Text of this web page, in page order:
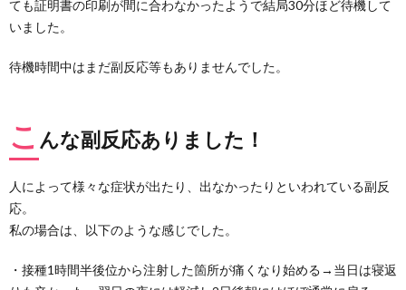
ても証明書の印刷が間に合わなかったようで結局30分ほど待機して
いました。
待機時間中はまだ副反応等もありませんでした。
こ んな副反応ありました！
人によって様々な症状が出たり、出なかったりといわれている副反
応。
私の場合は、以下のような感じでした。
・接種1時間半後位から注射した箇所が痛くなり始める→当日は寝返